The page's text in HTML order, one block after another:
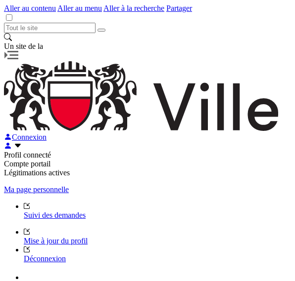
Aller au contenu Aller au menu Aller à la recherche Partager
Un site de la
Connexion
Profil connecté
Compte portail
Légitimations actives
Ma page personnelle
Suivi des demandes
Mise à jour du profil
Déconnexion